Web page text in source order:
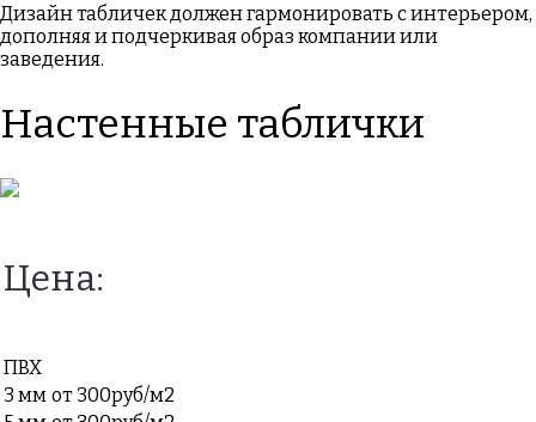
Дизайн табличек должен гармонировать с интерьером,
дополняя и подчеркивая образ компании или
заведения.
Настенные таблички
Цена:
ПВХ
3 мм от 300руб/м2